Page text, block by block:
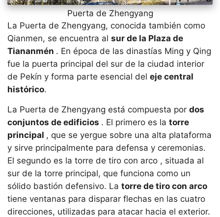
Puerta de Zhengyang
La Puerta de Zhengyang, conocida también como
Qianmen, se encuentra al sur de la Plaza de
Tiananmén . En época de las dinastías Ming y Qing
fue la puerta principal del sur de la ciudad interior
de Pekín y forma parte esencial del eje central
histórico.
La Puerta de Zhengyang está compuesta por dos
conjuntos de edificios . El primero es la torre
principal , que se yergue sobre una alta plataforma
y sirve principalmente para defensa y ceremonias.
El segundo es la torre de tiro con arco , situada al
sur de la torre principal, que funciona como un
sólido bastión defensivo. La torre de tiro con arco
tiene ventanas para disparar flechas en las cuatro
direcciones, utilizadas para atacar hacia el exterior.